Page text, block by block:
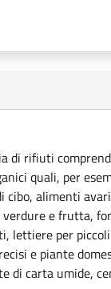
di rifiuti
quali, per
cibo, alimenti
verdure e frutta,
lettiere per
e piante
di carta umide,